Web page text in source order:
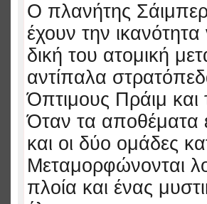
Ο πλανήτης
έχουν την
δική του ατομική
αντίπαλα
Όπτιμους Πράιμ
Όταν τα αποθέματα
και οι δύο ομάδες
Μεταμορφώνονται
πλοία και ένας